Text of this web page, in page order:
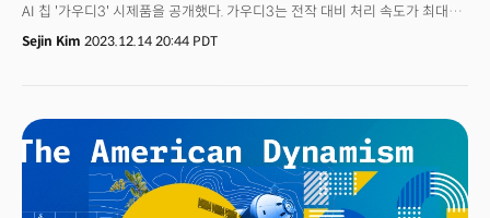
AI 칩 '가우디3' 시제품을 공개했다. 가우디3는 전작 대비 처리 속도가 최대
4배 빠르고 고대역폭 메모리(HBM) 탑재 용량이 1.5배 커져 대규모언어모델
(LLM) 처리 성능을 높였다고 인텔은 설명했다.첨단 AI 전용 칩은 챗GPT 등
후발주자로 2019년 이스라엘 AI 칩 전문 하바나랩스를 인수하면서 가우디
시리즈를 개발해왔다. 가우디 3는 내년에 출시될 예정이다. AI 칩 시장의
선두주자 엔비디아의 그래픽처리장치(GPU)인 H100,
어드밴스트마이크로디바이시스(AMD)의 출시 예정작인 MI300X와 치열한
경쟁이 예상된다. 컴퓨터용 중앙처리장치(CPU) 시장의 1위 업체인 인텔은 PC
Sejin Kim 2023.12.14 20:44 PDT